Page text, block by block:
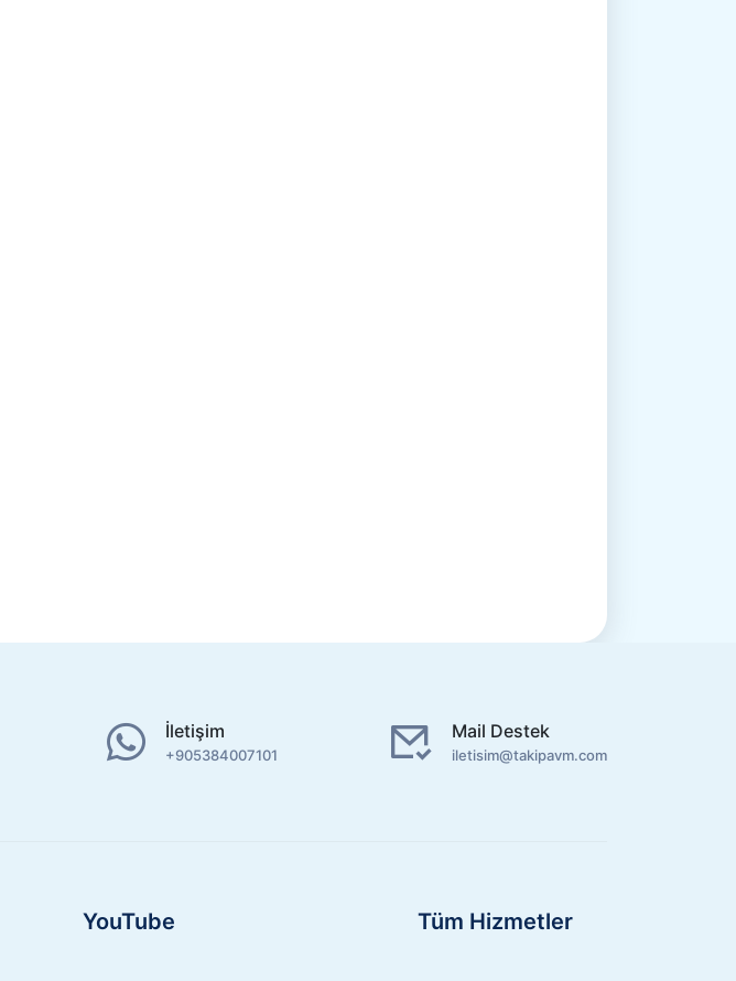
İletişim
+905384007101
Mail Destek
iletisim@takipavm.com
YouTube Tüm Hizmetler